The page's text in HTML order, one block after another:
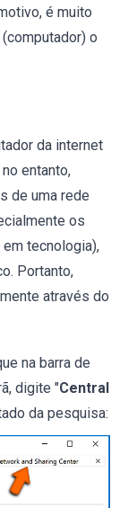
é muito
o
da internet
entanto,
de uma rede
os
tecnologia),
Portanto,
através do
na barra de
digite "Central
da pesquisa: